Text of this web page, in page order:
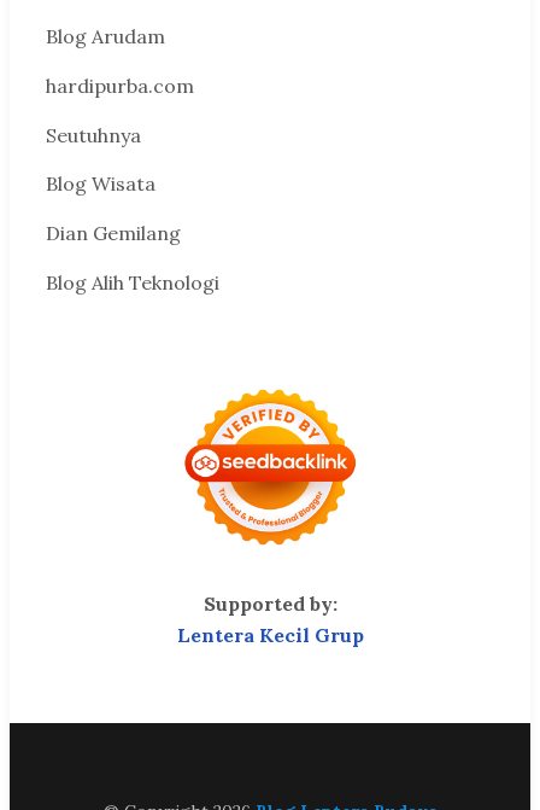
Blog Arudam
hardipurba.com
Seutuhnya
Blog Wisata
Dian Gemilang
Blog Alih Teknologi
Supported by:
Lentera Kecil Grup